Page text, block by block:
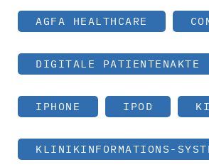
AGFA HEALTHCARE
DIGITALE PATIENTENAKTE
IPHONE IPOD
KLINIKINFORMATIONS-